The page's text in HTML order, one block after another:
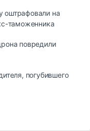
оштрафовали на
таможенника
повредили
погубившего